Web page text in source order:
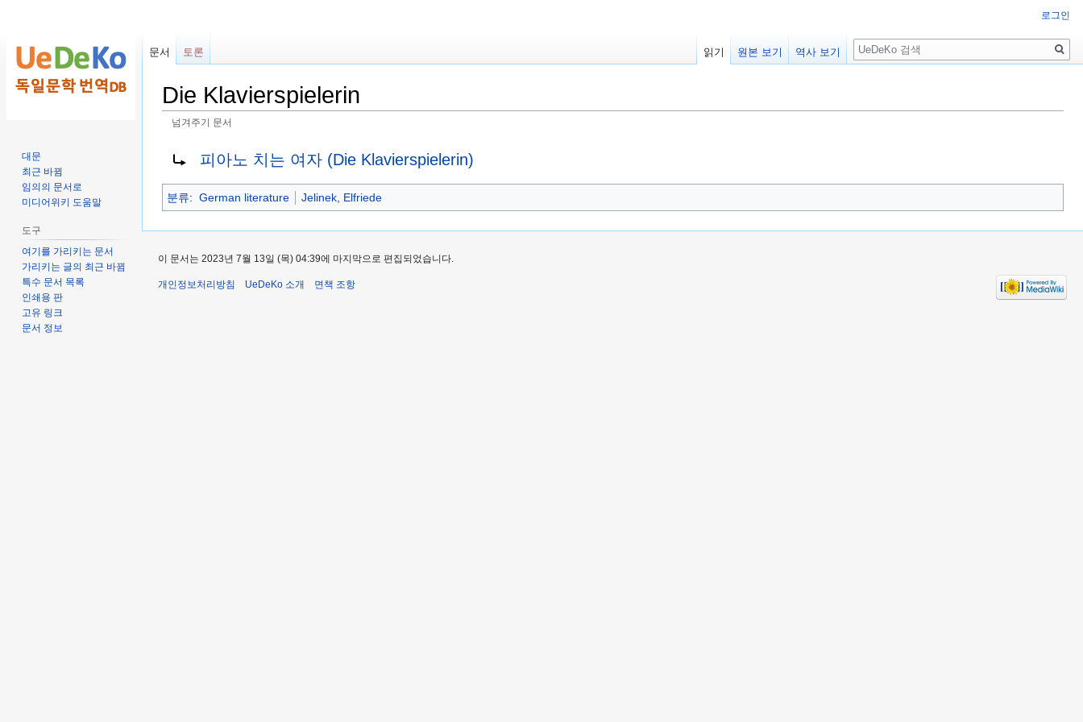
Die Klavierspielerin
넘겨주기 문서
보
기
기
하
러
넘겨줄 대상:피아노 치는 여자 (Die Klavierspielerin)
분류: German literature Jelinek, Elfriede
로그인
문서 토론 읽기 원본 보기 역사 보기
검
색
대문
최근 바뀜
임의의 문서로
미디어위키 도움말
도구
여기를 가리키는 문서
가리키는 글의 최근 바뀜
특수 문서 목록
인쇄용 판
고유 링크
문서 정보
이 문서는 2023년 7월 13일 (목) 04:39에 마지막으로 편집되었습니다.
개인정보처리방침 UeDeKo 소개 면책 조항